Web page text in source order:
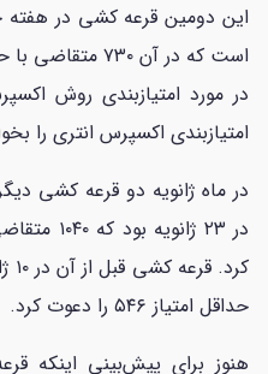
در مورد امتیازبندی روش
امتیاز‌بندی اکسپرس انتری را
در ماه ژانویه دو قرعه کشی
حداقل امتیاز ۵۴۶ را دعوت کرد.
هنوز برای پیش‌بینی اینکه